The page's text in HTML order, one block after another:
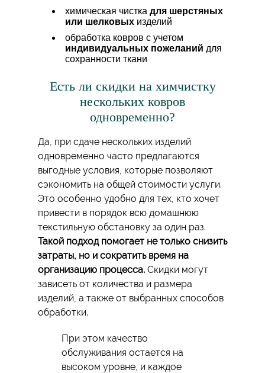
химическая чисткадля шерстяных
или шелковых изделий
обработка ковров с учетом
индивидуальных пожеланий для
сохранности ткани
Есть ли скидки на химчистку
нескольких ковров
одновременно?
Да, при сдаче нескольких изделий
одновременно часто предлагаются
выгодные условия, которые позволяют
сэкономить на общей стоимости услуги.
Это особенно удобно для тех, кто хочет
привести в порядок всю домашнюю
текстильную обстановку за один раз.
Такой подход помогает не только снизить
затраты, но и сократить время на
организацию процесса. Скидки могут
зависеть от количества и размера
изделий, а также от выбранных способов
обработки.
При этом качество
обслуживания остается на
высоком уровне, и каждое